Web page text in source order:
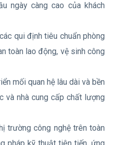
ngày càng cao của khách
qui định tiêu chuẩn phòng
toàn lao động, vệ sinh công
mối quan hệ lâu dài và bền
và nhà cung cấp chất lượng
trường công nghệ trên toàn